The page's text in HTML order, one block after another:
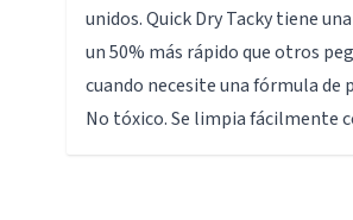
unidos. Quick Dry Tacky tiene
un 50% más rápido que otros
cuando necesite una fórmula
No tóxico. Se limpia fácilmente